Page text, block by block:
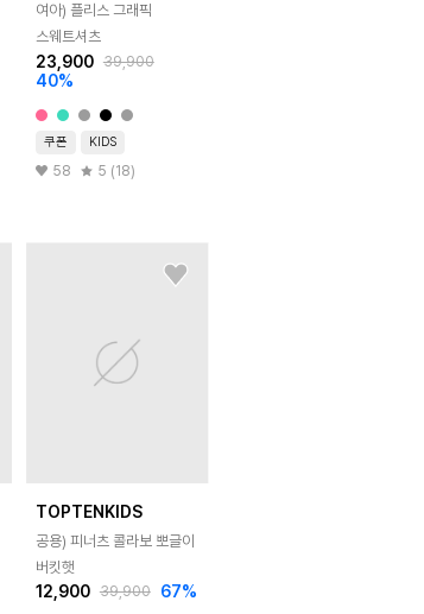
여아) 플리스 그래픽
스웨트셔츠
23,900 39,900
40%
쿠폰 KIDS
58 5 (18)
TOPTENKIDS
공용) 피너츠 콜라보 뽀글이
버킷햇
12,900 39,900 67%